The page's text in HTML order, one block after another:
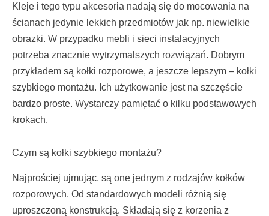
Kleje i tego typu akcesoria nadają się do mocowania na
ścianach jedynie lekkich przedmiotów jak np. niewielkie
obrazki. W przypadku mebli i sieci instalacyjnych
potrzeba znacznie wytrzymalszych rozwiązań. Dobrym
przykładem są kołki rozporowe, a jeszcze lepszym – kołki
szybkiego montażu. Ich użytkowanie jest na szczęście
bardzo proste. Wystarczy pamiętać o kilku podstawowych
krokach.
Czym są kołki szybkiego montażu?
Najprościej ujmując, są one jednym z rodzajów kołków
rozporowych. Od standardowych modeli różnią się
uproszczoną konstrukcją. Składają się z korzenia z